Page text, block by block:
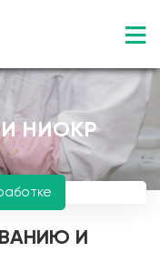
НИОКР
И